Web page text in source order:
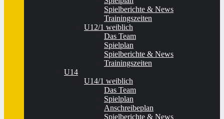
Spielberichte & News
Trainingszeiten
U12/1 weiblich
Das Team
Spielplan
Spielberichte & News
Trainingszeiten
U14
U14/1 weiblich
Das Team
Spielplan
Anschreibeplan
Spielberichte & News